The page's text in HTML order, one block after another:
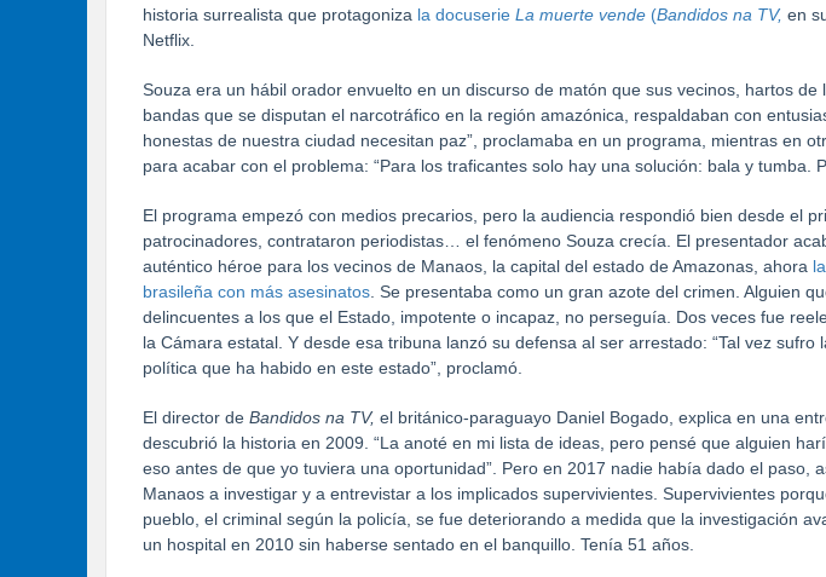
historia surrealista que protagoniza la docuserie La muerte vende (Bandidos na TV, en
Netflix.
Souza era un hábil orador envuelto en un discurso de matón que sus vecinos, hartos de
bandas que se disputan el narcotráfico en la región amazónica, respaldaban con
honestas de nuestra ciudad necesitan paz”, proclamaba en un programa, mientras en
para acabar con el problema: “Para los traficantes solo hay una solución: bala y tumba.
El programa empezó con medios precarios, pero la audiencia respondió bien desde el
patrocinadores, contrataron periodistas… el fenómeno Souza crecía. El presentador
auténtico héroe para los vecinos de Manaos, la capital del estado de Amazonas, ahora
brasileña con más asesinatos . Se presentaba como un gran azote del crimen. Alguien
delincuentes a los que el Estado, impotente o incapaz, no perseguía. Dos veces fue
la Cámara estatal. Y desde esa tribuna lanzó su defensa al ser arrestado: “Tal vez sufro
política que ha habido en este estado”, proclamó.
El director de Bandidos na TV, el británico-paraguayo Daniel Bogado, explica en una
descubrió la historia en 2009. “La anoté en mi lista de ideas, pero pensé que alguien
eso antes de que yo tuviera una oportunidad”. Pero en 2017 nadie había dado el paso,
Manaos a investigar y a entrevistar a los implicados supervivientes. Supervivientes
pueblo, el criminal según la policía, se fue deteriorando a medida que la investigación
un hospital en 2010 sin haberse sentado en el banquillo. Tenía 51 años.